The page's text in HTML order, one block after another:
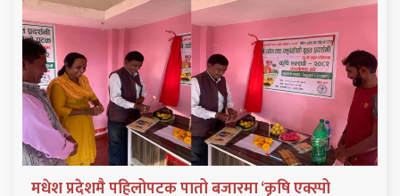
मधेश प्रदेशमै पहिलोपटक पातो बजारमा ‘कृषि एक्स्पो